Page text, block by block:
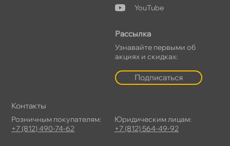
YouTube
Рассылка
Узнавайте первыми о
акциях и скидках:
Подписаться
Контакты
Розничным покупателям:
+7 (812) 490-74-62
Юридическим лицам:
+7 (812) 564-49-92